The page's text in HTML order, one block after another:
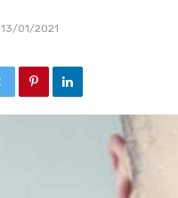
13/01/2021